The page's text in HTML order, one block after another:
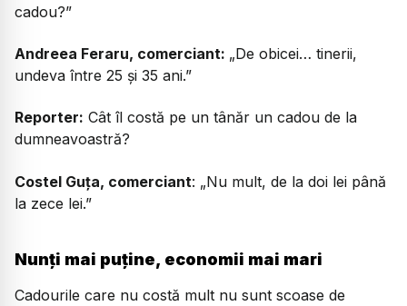
cadou?”
Andreea Feraru, comerciant: „De obicei… tinerii,
undeva între 25 și 35 ani.”
Reporter: Cât îl costă pe un tânăr un cadou de la
dumneavoastră?
Costel Guța, comerciant: „Nu mult, de la doi lei până
la zece lei.”
Nunți mai puține, economii mai mari
Cadourile care nu costă mult nu sunt scoase de